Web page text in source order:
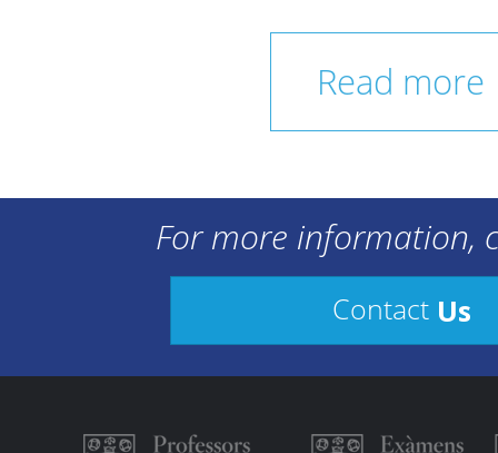
Read more
For more information,
Contact Us